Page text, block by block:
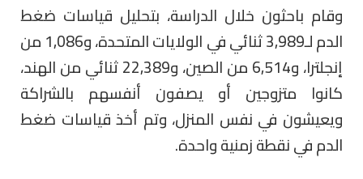
وقام باحثون خلال الدراسة، بتحليل قياسات ضغط
الدم لـ3,989 ثنائي في الولايات المتحدة، و1,086 من
إنجلترا، و6,514 من الصين، و22,389 ثنائي من الهند،
كانوا متزوجين أو يصفون أنفسهم بالشراكة
ويعيشون في نفس المنزل، وتم أخذ قياسات ضغط
الدم في نقطة زمنية واحدة.